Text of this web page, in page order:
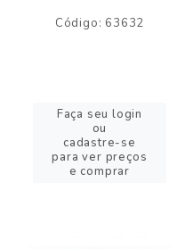
Código: 63632
Faça seu login
ou
cadastre-se
para ver preços
e comprar